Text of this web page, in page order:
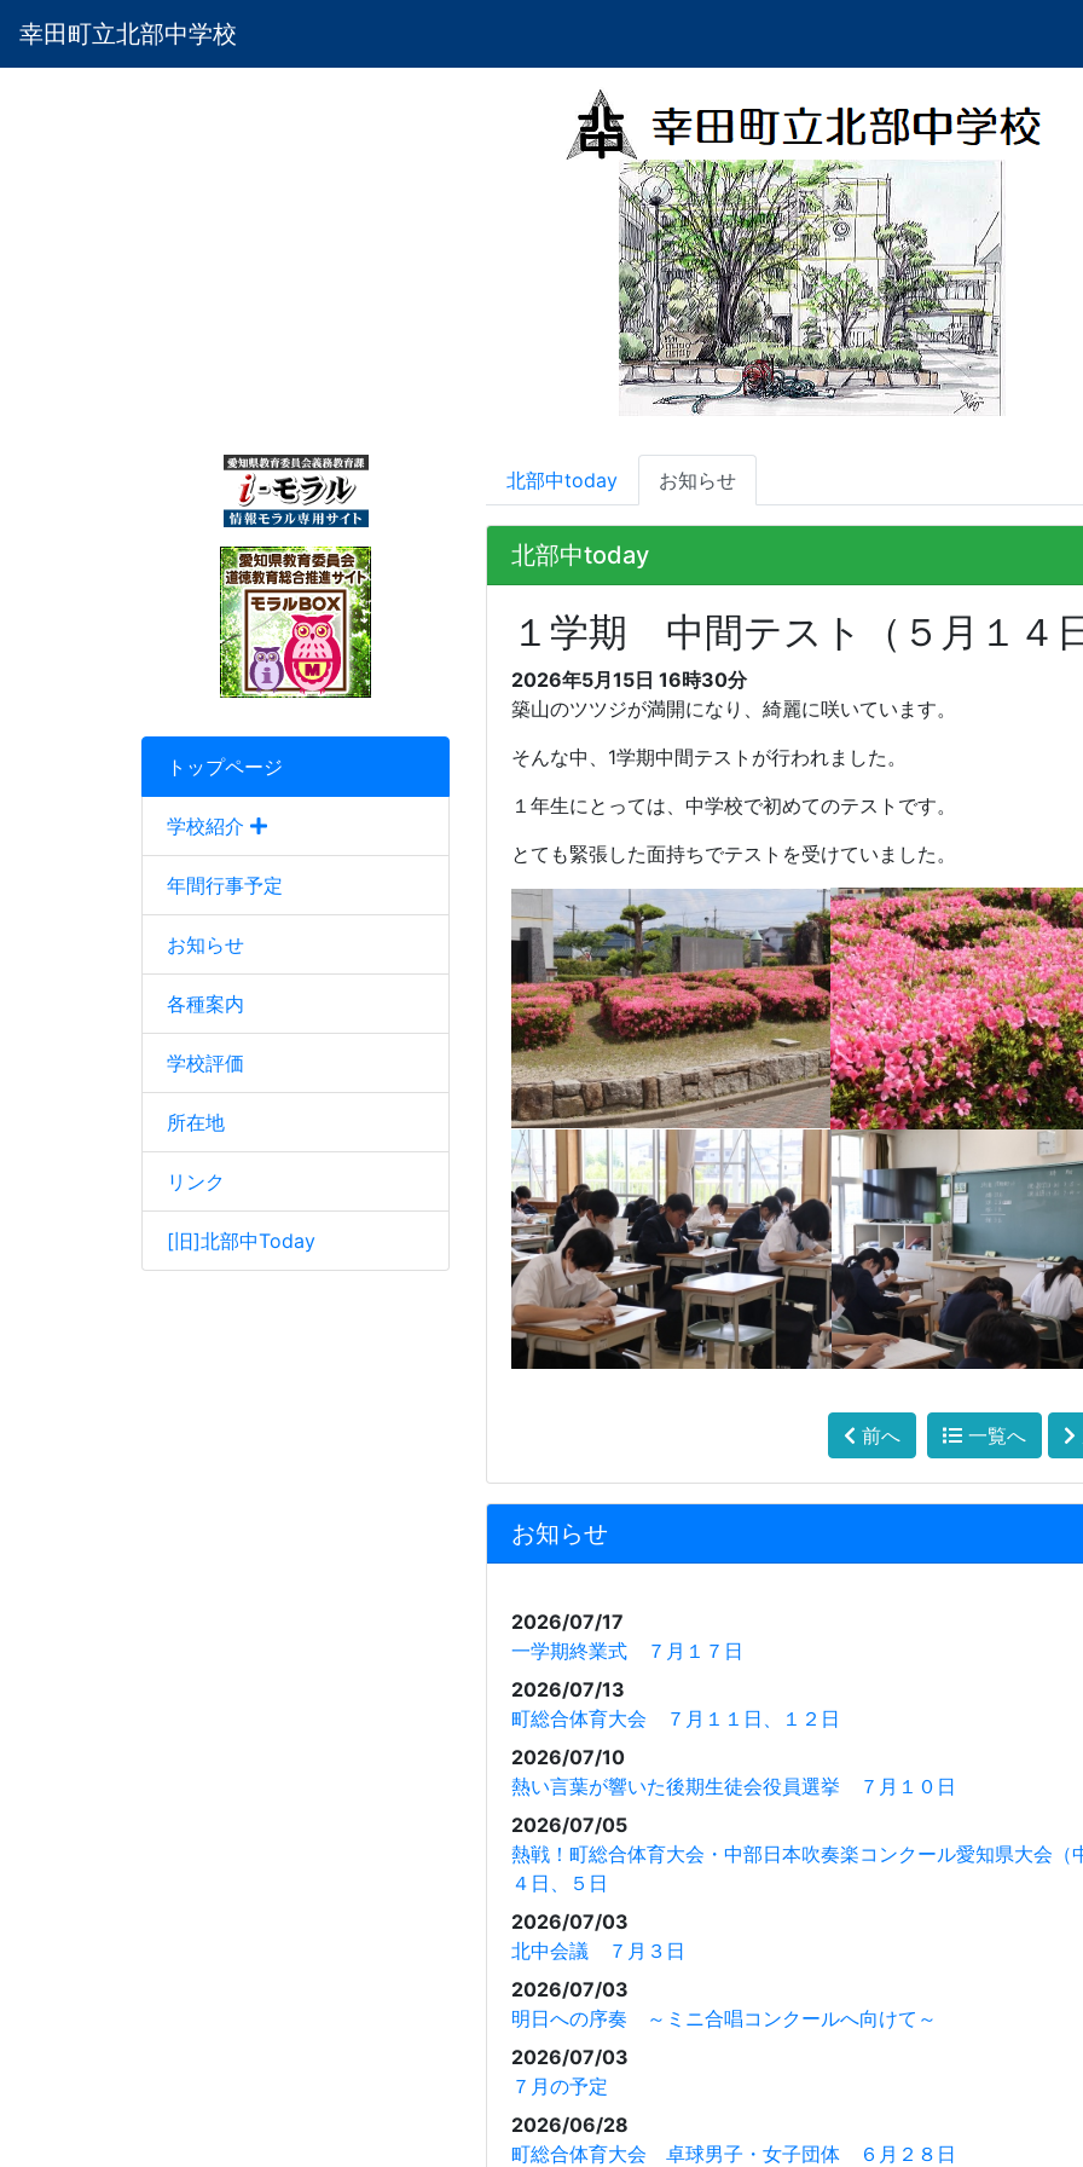
幸田町立北部中学校
トップページ
学校紹介
年間行事予定
お知らせ
各種案内
学校評価
所在地
リンク
[旧]北部中Today
北部中today お知らせ
北部中today
１学期 中間テスト（５月１４
2026年5月15日 16時30分
築山のツツジが満開になり、綺麗に咲いています。
そんな中、1学期中間テストが行われました。
１年生にとっては、中学校で初めてのテストです。
とても緊張した面持ちでテストを受けていました。
前へ 一覧へ
お知らせ
2026/07/17
一学期終業式 ７月１７日
2026/07/13
町総合体育大会 ７月１１日、１２日
2026/07/10
熱い言葉が響いた後期生徒会役員選挙 ７月１０日
2026/07/05
熱戦！町総合体育大会・中部日本吹奏楽コンクール愛知県大会
４日、５日
2026/07/03
北中会議 ７月３日
2026/07/03
明日への序奏 ～ミニ合唱コンクールへ向けて～
2026/07/03
７月の予定
2026/06/28
町総合体育大会 卓球男子・女子団体 ６月２８日